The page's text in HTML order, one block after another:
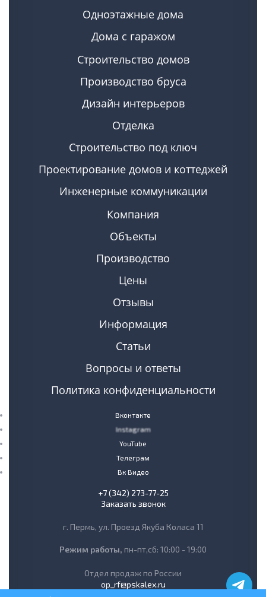
Одноэтажные дома
Дома с гаражом
Строительство домов
Производство бруса
Дизайн интерьеров
Отделка
Строительство под ключ
Проектирование домов и коттеджей
Инженерные коммуникации
Компания
Объекты
Производство
Цены
Отзывы
Информация
Статьи
Вопросы и ответы
Политика конфиденциальности
Вконтакте
Instagram
YouTube
Телеграм
Вк Видео
+7 (342) 273-77-25
Заказать звонок
г. Пермь, ул. Проезд Якуба Коласа 11
Режим работы, пн-пт,сб: 10:00 - 19:00
Отдел продаж по России
op_rf@pskalex.ru